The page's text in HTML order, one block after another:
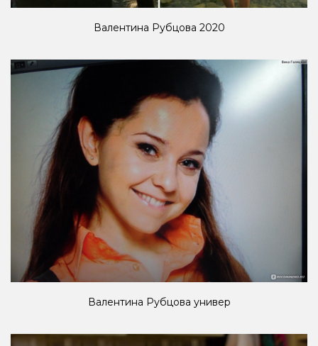
Валентина Рубцова 2020
Валентина Рубцова универ